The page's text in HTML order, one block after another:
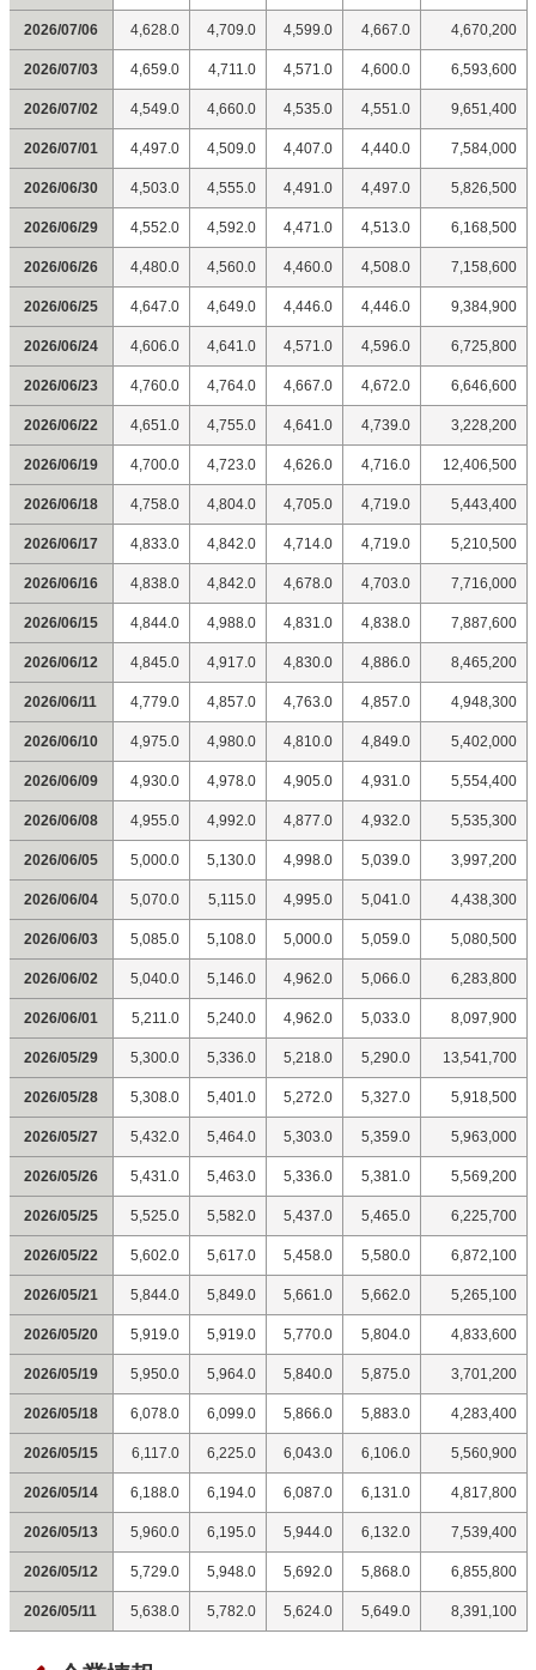
2026/07/06 4,628.0 4,709.0 4,599.0 4,667.0 4,670,200
2026/07/03 4,659.0 4,711.0 4,571.0 4,600.0 6,593,600
2026/07/02 4,549.0 4,660.0 4,535.0 4,551.0 9,651,400
2026/07/01 4,497.0 4,509.0 4,407.0 4,440.0 7,584,000
2026/06/30 4,503.0 4,555.0 4,491.0 4,497.0 5,826,500
2026/06/29 4,552.0 4,592.0 4,471.0 4,513.0 6,168,500
2026/06/26 4,480.0 4,560.0 4,460.0 4,508.0 7,158,600
2026/06/25 4,647.0 4,649.0 4,446.0 4,446.0 9,384,900
2026/06/24 4,606.0 4,641.0 4,571.0 4,596.0 6,725,800
2026/06/23 4,760.0 4,764.0 4,667.0 4,672.0 6,646,600
2026/06/22 4,651.0 4,755.0 4,641.0 4,739.0 3,228,200
2026/06/19 4,700.0 4,723.0 4,626.0 4,716.0 12,406,500
2026/06/18 4,758.0 4,804.0 4,705.0 4,719.0 5,443,400
2026/06/17 4,833.0 4,842.0 4,714.0 4,719.0 5,210,500
2026/06/16 4,838.0 4,842.0 4,678.0 4,703.0 7,716,000
2026/06/15 4,844.0 4,988.0 4,831.0 4,838.0 7,887,600
2026/06/12 4,845.0 4,917.0 4,830.0 4,886.0 8,465,200
2026/06/11 4,779.0 4,857.0 4,763.0 4,857.0 4,948,300
2026/06/10 4,975.0 4,980.0 4,810.0 4,849.0 5,402,000
2026/06/09 4,930.0 4,978.0 4,905.0 4,931.0 5,554,400
2026/06/08 4,955.0 4,992.0 4,877.0 4,932.0 5,535,300
2026/06/05 5,000.0 5,130.0 4,998.0 5,039.0 3,997,200
2026/06/04 5,070.0 5,115.0 4,995.0 5,041.0 4,438,300
2026/06/03 5,085.0 5,108.0 5,000.0 5,059.0 5,080,500
2026/06/02 5,040.0 5,146.0 4,962.0 5,066.0 6,283,800
2026/06/01 5,211.0 5,240.0 4,962.0 5,033.0 8,097,900
2026/05/29 5,300.0 5,336.0 5,218.0 5,290.0 13,541,700
2026/05/28 5,308.0 5,401.0 5,272.0 5,327.0 5,918,500
2026/05/27 5,432.0 5,464.0 5,303.0 5,359.0 5,963,000
2026/05/26 5,431.0 5,463.0 5,336.0 5,381.0 5,569,200
2026/05/25 5,525.0 5,582.0 5,437.0 5,465.0 6,225,700
2026/05/22 5,602.0 5,617.0 5,458.0 5,580.0 6,872,100
2026/05/21 5,844.0 5,849.0 5,661.0 5,662.0 5,265,100
2026/05/20 5,919.0 5,919.0 5,770.0 5,804.0 4,833,600
2026/05/19 5,950.0 5,964.0 5,840.0 5,875.0 3,701,200
2026/05/18 6,078.0 6,099.0 5,866.0 5,883.0 4,283,400
2026/05/15 6,117.0 6,225.0 6,043.0 6,106.0 5,560,900
2026/05/14 6,188.0 6,194.0 6,087.0 6,131.0 4,817,800
2026/05/13 5,960.0 6,195.0 5,944.0 6,132.0 7,539,400
2026/05/12 5,729.0 5,948.0 5,692.0 5,868.0 6,855,800
2026/05/11 5,638.0 5,782.0 5,624.0 5,649.0 8,391,100